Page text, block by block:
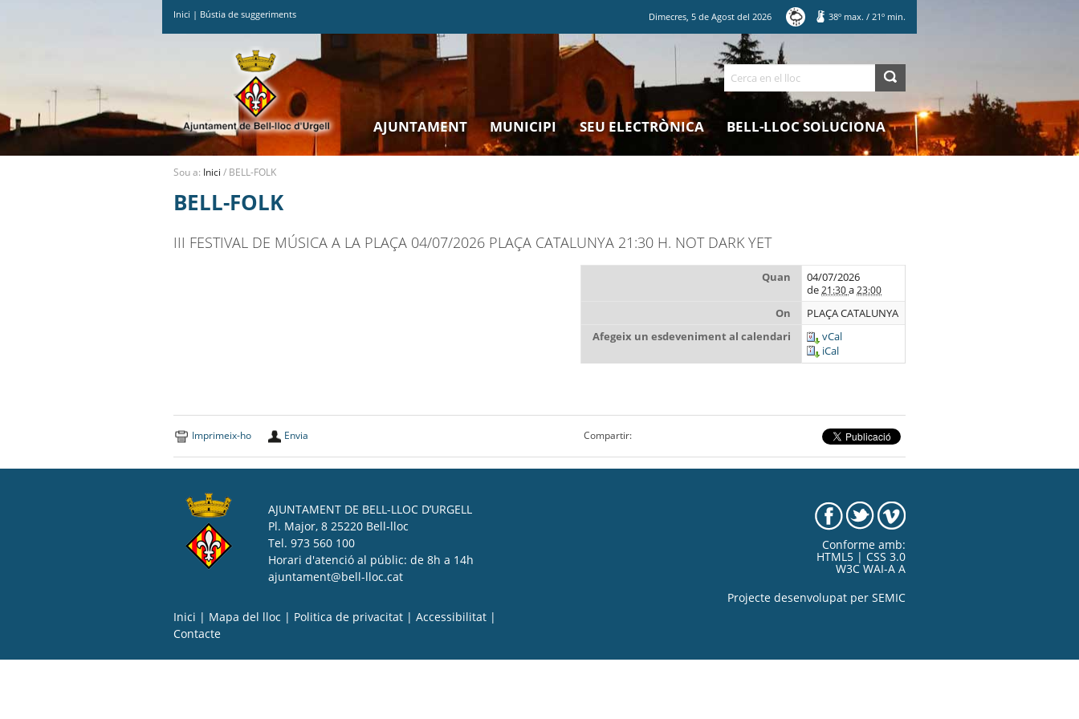
Inici | Bústia de suggeriments Dimecres,5 deAgost del2026 38º max. / 21º min.
Cerca
AJUNTAMENT MUNICIPI SEU ELECTRÒNICA BELL-LLOC SOLUCIONA
Sou a: Inici / BELL-FOLK
BELL-FOLK
III FESTIVAL DE MÚSICA A LA PLAÇA 04/07/2026 PLAÇA CATALUNYA 21:30 H. NOT DARK YET
Quan
04/07/2026
de21:30 a23:00
On
PLAÇA CATALUNYA
Afegeix un esdeveniment al calendari
vCal
iCal
Imprimeix-ho Envia Compartir:
AJUNTAMENT DE BELL-LLOC D’URGELL
Pl. Major, 8 25220 Bell-lloc
Tel. 973 560 100
Horari d'atenció al públic: de 8h a 14h
ajuntament@bell-lloc.cat
Inici | Mapa del lloc | Politica de privacitat | Accessibilitat |
Contacte
Conforme amb:
HTML5 | CSS 3.0
W3C WAI-A A
Projecte desenvolupat per SEMIC